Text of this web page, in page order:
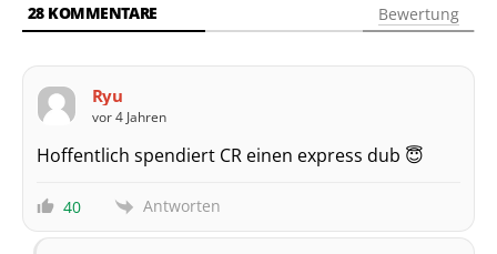
28KOMMENTARE Bewertung
Ryu
vor 4 Jahren
Hoffentlich spendiert CR einen express dub 😇
40 Antworten